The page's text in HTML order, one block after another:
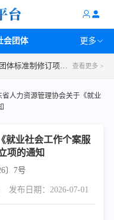
会团体 更多
中国汽车工程学会工作通知 | 关于组织召开2026年度第二次中国汽车工程学会标准系列审查会议的通知
中国铸造协会关于终止部分团体标准制修订项目的通知
广州开发区黄埔化妆品产业协会关于召开《抗皱紧致功效检测方法(基于糖基化细胞或组织的力学性能检测)》团体标准研讨会议的通知
中国汽车工程学会关于召开汽车高压电气连接系统团体标准建设研讨会的通知
查看更多 >
省人力资源管理协会关于《就业
就业社会工作个案服
项的通知
〕7号
发布日期：2026-07-01